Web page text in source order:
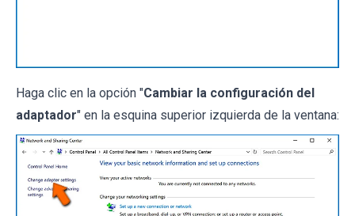
Haga clic en la opción "Cambiar la configuración del
adaptador" en la esquina superior izquierda de la ventana: